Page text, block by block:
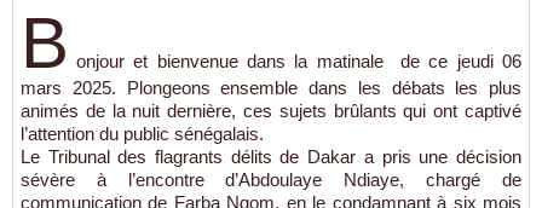
B onjour et bienvenue dans la matinale de ce jeudi 06
mars 2025. Plongeons ensemble dans les débats les plus
animés de la nuit dernière, ces sujets brûlants qui ont captivé
l’attention du public sénégalais.
Le Tribunal des flagrants délits de Dakar a pris une décision
sévère à l’encontre d’Abdoulaye Ndiaye, chargé de
communication de Farba Ngom, en le condamnant à six mois